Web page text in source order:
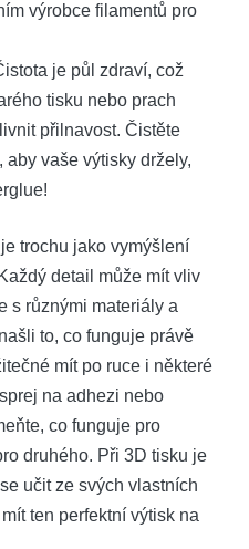
výrobce filamentů pro
je půl zdraví, což
tisku nebo prach
přilnavost. Čistěte
vaše výtisky držely,
trochu jako vymýšlení
detail může mít vliv
s různými materiály a
to, co funguje právě
mít po ruce i některé
na adhezi nebo
co funguje pro
druhého. Při 3D tisku je
učit ze svých vlastních
ten perfektní výtisk na